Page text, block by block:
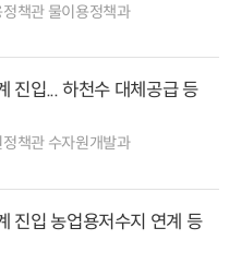
책관 물이용정책과
진입... 하천수 대체공급 등
책관 수자원개발과
진입 농업용저수지 연계 등